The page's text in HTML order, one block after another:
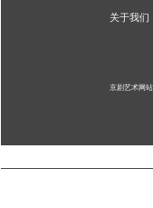
关于我们
京剧艺术网